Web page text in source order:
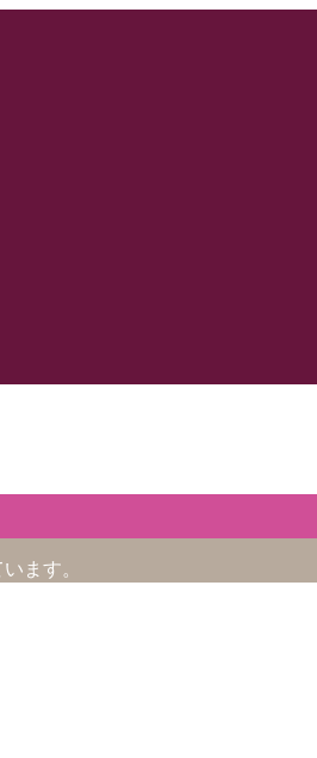
ます。